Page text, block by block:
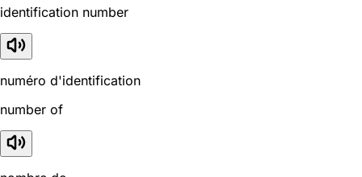
identification number
numéro d'identification
number of